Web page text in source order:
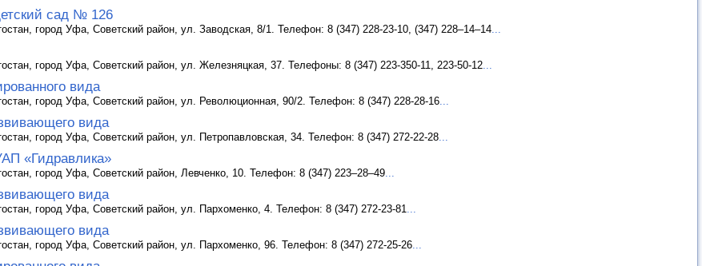
сад № 126
город Уфа, Советский район, ул. Заводская, 8/1. Телефон: 8 (347) 228-23-10, (347) 228–14–14
город Уфа, Советский район, ул. Железняцкая, 37. Телефоны: 8 (347) 223-350-11, 223-50-12
вида
город Уфа, Советский район, ул. Революционная, 90/2. Телефон: 8 (347) 228-28-16
вида
город Уфа, Советский район, ул. Петропавловская, 34. Телефон: 8 (347) 272-22-28
«Гидравлика»
город Уфа, Советский район, Левченко, 10. Телефон: 8 (347) 223–28–49
вида
город Уфа, Советский район, ул. Пархоменко, 4. Телефон: 8 (347) 272-23-81
вида
город Уфа, Советский район, ул. Пархоменко, 96. Телефон: 8 (347) 272-25-26